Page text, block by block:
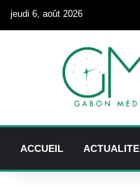
jeudi 6, août 2026
ACCUEIL ACTUALITE